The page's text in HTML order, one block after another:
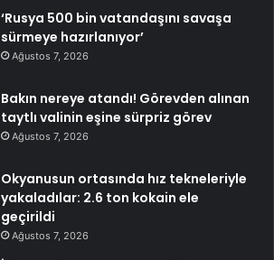
‘Rusya 500 bin vatandaşını savaşa
sürmeye hazırlanıyor’
Ağustos 7, 2026
Bakın nereye atandı! Görevden alınan
taytlı valinin eşine sürpriz görev
Ağustos 7, 2026
Okyanusun ortasında hız tekneleriyle
yakaladılar: 2.6 ton kokain ele
geçirildi
Ağustos 7, 2026